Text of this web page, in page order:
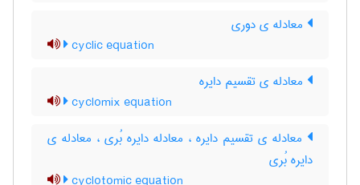
معادله ی دوری
cyclic equation
معادله ی تقسیم دایره
cyclomix equation
معادله ی تقسیم دایره ، معادله دایره بُری ، معادله ی
دایره بُری